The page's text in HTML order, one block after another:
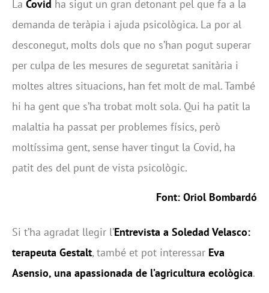
La Covid ha sigut un gran detonant pel que fa a la
demanda de teràpia i ajuda psicològica. La por al
desconegut, molts dols que no s’han pogut superar
per culpa de les mesures de seguretat sanitària i
moltes altres situacions, han fet molt de mal. També
hi ha gent que s’ha trobat molt sola. Qui ha patit la
malaltia ha passat per problemes físics, però
moltíssima gent, sense haver tingut la Covid, ha
patit des del punt de vista psicològic.
Font: Oriol Bombardó
Si t’ha agradat llegir l’Entrevista a Soledad Velasco:
terapeuta Gestalt, també et pot interessar Eva
Asensio, una apassionada de l’agricultura ecològica.